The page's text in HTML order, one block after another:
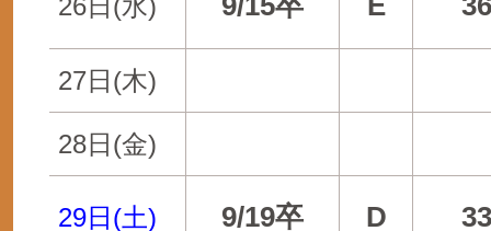
26日(水)
27日(木)
28日(金)
29日(土) 9/19卒 D